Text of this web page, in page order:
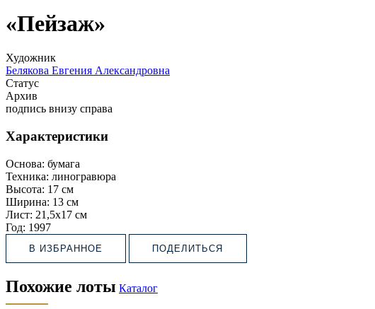
«Пейзаж»
Художник
Белякова Евгения Александровна
Статус
Архив
подпись внизу справа
Характеристики
Основа: бумага
Техника: линогравюра
Высота: 17 см
Ширина: 13 см
Лист: 21,5х17 см
Год: 1997
В ИЗБРАННОЕ ПОДЕЛИТЬСЯ
Похожие лоты Каталог